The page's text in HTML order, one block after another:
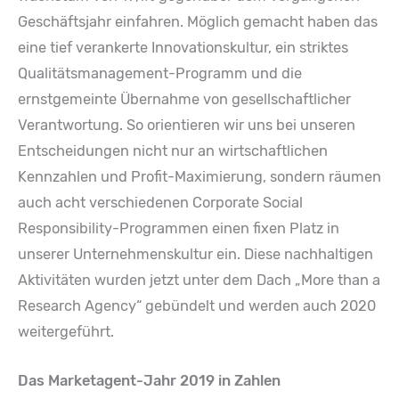
Geschäftsjahr einfahren. Möglich gemacht haben das
eine tief verankerte Innovationskultur, ein striktes
Qualitätsmanagement-Programm und die
ernstgemeinte Übernahme von gesellschaftlicher
Verantwortung. So orientieren wir uns bei unseren
Entscheidungen nicht nur an wirtschaftlichen
Kennzahlen und Profit-Maximierung, sondern räumen
auch acht verschiedenen Corporate Social
Responsibility-Programmen einen fixen Platz in
unserer Unternehmenskultur ein. Diese nachhaltigen
Aktivitäten wurden jetzt unter dem Dach „More than a
Research Agency“ gebündelt und werden auch 2020
weitergeführt.
Das Marketagent-Jahr 2019 in Zahlen